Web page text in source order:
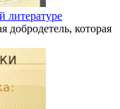
литературе
которая